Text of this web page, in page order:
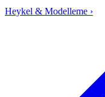
Heykel & Modelleme ›